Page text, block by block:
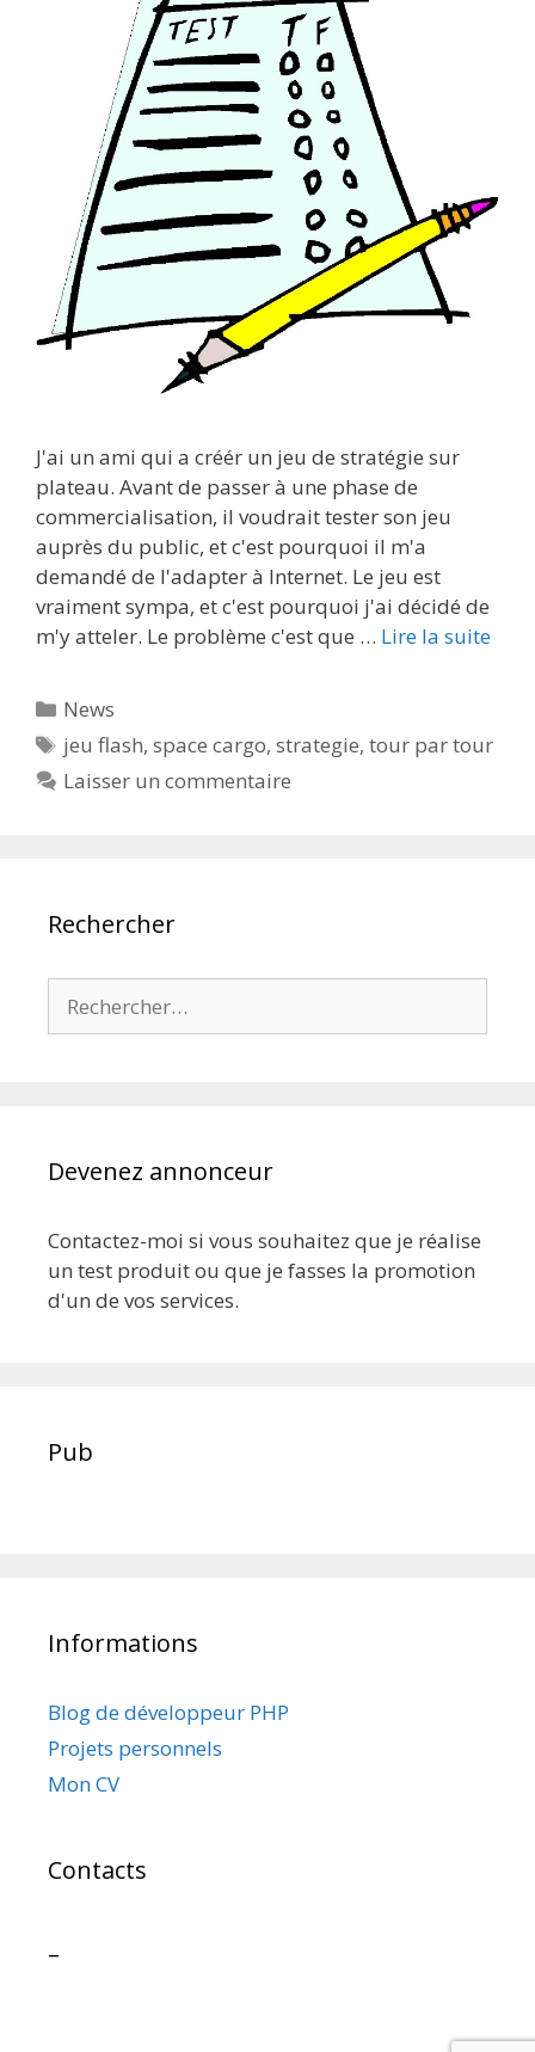
J'ai un ami qui a créér un jeu de stratégie sur
plateau. Avant de passer à une phase de
commercialisation, il voudrait tester son jeu
auprès du public, et c'est pourquoi il m'a
demandé de l'adapter à Internet. Le jeu est
vraiment sympa, et c'est pourquoi j'ai décidé de
m'y atteler. Le problème c'est que … Lire la suite
Catégories
News
Étiquettes
jeu flash,space cargo,strategie,tour par tour
Laisser un commentaire
Rechercher
Devenez annonceur
Contactez-moi si vous souhaitez que je réalise
un test produit ou que je fasses la promotion
d'un de vos services.
Pub
Informations
Blog de développeur PHP
Projets personnels
Mon CV
Contacts
–